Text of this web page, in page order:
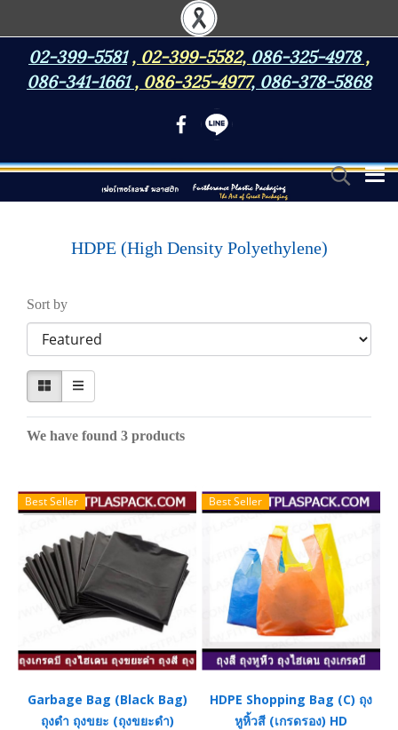
02-399-5581 , 02-399-5582, 086-325-4978,
086-341-1661 , 086-325-4977, 086-378-5868
HDPE (High Density Polyethylene)
Sort by
We have found 3 products
Best Seller
Garbage Bag (Black Bag)
ถุงดำ ถุงขยะ (ถุงขยะดำ)
Best Seller
HDPE Shopping Bag (C) ถุง
หูหิ้วสี (เกรดรอง) HD